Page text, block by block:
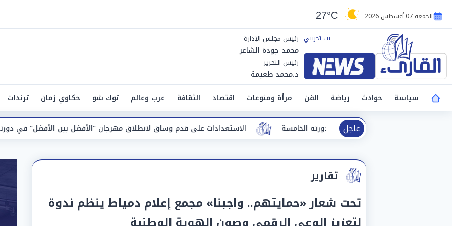
الجمعة 07 أغسطس 2026 27°C
رئيس مجلس الإدارة
محمد جودة الشاعر
رئيس التحرير
د.محمد طعيمة
سياسة
حوادث رياضة الفن مرأة ومنوعات اقتصاد الثقافة عرب وعالم توك شو حكاوي زمان ترندات
عاجل
الاستعدادات على قدم وساق لانطلاق مهرجان "الأفضل بين الأفضل" في دورته الخامسة بين الأفضل" في دورته الخامسة
تقارير
تحت شعار «حمايتهم.. واجبنا» مجمع إعلام دمياط ينظم ندوة